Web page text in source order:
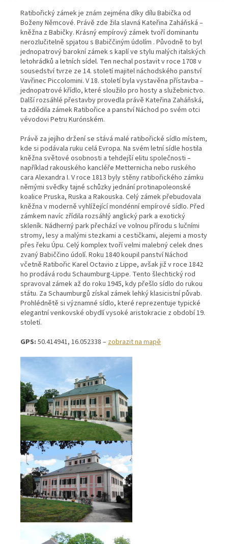
Ratibořický zámek je znám zejména díky dílu Babička od
Boženy Němcové. Právě zde žila slavná Kateřina Zaháňská –
kněžna z Babičky. Krásný empírový zámek tvoří dominantu
nerozlučitelně spjatou s Babiččiným údolím . Původně to byl
jednopatrový barokní zámek s kaplí ve stylu malých italských
letohrádků a letních sídel. Ten nechal postavit v roce 1708 v
sousedství tvrze ze 14. století majitel náchodského panství
Vavřinec Piccolomini. V 18. století byla vystavěna přístavba –
jednopatrové křídlo, které sloužilo pro hosty a služebnictvo.
Další rozsáhlé přestavby provedla právě Kateřina Zaháňská,
ta zdědila zámek Ratibořice a panství Náchod po svém otci
vévodovi Petru Kurónském.
Právě za jejího držení se stává malé ratibořické sídlo místem,
kde si podávala ruku celá Evropa. Na svém letní sídle hostila
kněžna světové osobnosti a tehdejší elitu společnosti –
například rakouského kancléře Metternicha nebo ruského
cara Alexandra I. V roce 1813 byly stěny ratibořického zámku
němými svědky tajné schůzky jednání protinapoleonské
koalice Pruska, Ruska a Rakouska. Celý zámek přebudovala
kněžna v moderně vyhlížející mondénní empírové sídlo. Před
zámkem navíc zřídila rozsáhlý anglický park a exotický
skleník. Nádherný park přechází ve volnou přírodu s lučními
stromy, lesy a malými stezkami a cestičkami, alejemi a mosty
přes řeku Úpu. Celý komplex tvoří velmi malebný celek dnes
zvaný Babiččino údolí. Roku 1840 koupil panství Náchod
včetně Ratibořic Karel Octavio z Lippe, avšak již v roce 1842
ho prodává rodu Schaumburg-Lippe. Tento šlechtický rod
spravoval zámek až do roku 1945, kdy přešlo sídlo do rukou
státu. Za Schaumburgů získal zámek lehký klasicistní půvab.
Prohlédnětě si významné sídlo, které reprezentuje typické
elegantní venkovské obydlí vysoké aristokracie z období 19.
století.
GPS: 50.414941, 16.052338 –zobrazit na mapě